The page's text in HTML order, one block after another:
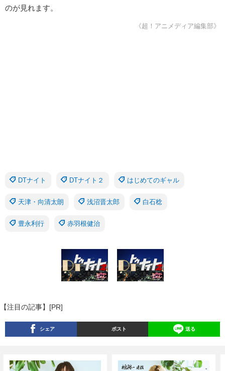
のが見れます。
《超！アニメディア編集部》
DTナイト DTナイト２ はじめてのギャル
天津・向清太朗 浅沼晋太郎 白石稔
豊永利行 赤羽根健治
【注目の記事】[PR]
シェア ポスト 送る